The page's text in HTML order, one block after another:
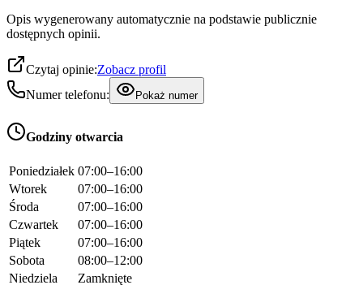
Opis wygenerowany automatycznie na podstawie publicznie
dostępnych opinii.
Czytaj opinie:Zobacz profil
Numer telefonu:
Pokaż numer
Godziny otwarcia
Poniedziałek 07:00–16:00
Wtorek
07:00–16:00
Środa
07:00–16:00
Czwartek
07:00–16:00
Piątek
07:00–16:00
Sobota
08:00–12:00
Niedziela
Zamknięte